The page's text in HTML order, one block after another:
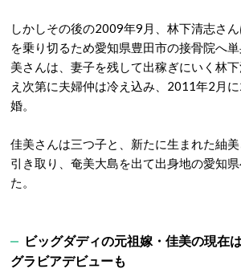
しかしその後の2009年9月、林下清志さ
を乗り切るため愛知県豊田市の接骨院へ
美さんは、妻子を残して出稼ぎにいく林
え次第に夫婦仲は冷え込み、2011年2月
婚。
佳美さんは三つ子と、新たに生まれた紬
引き取り、奄美大島を出て出身地の愛知
た。
ビッグダディの元祖嫁・佳美の現在
グラビアデビューも